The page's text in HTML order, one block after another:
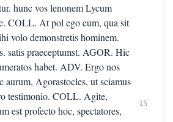
hunc vos lenonem Lycum
COLL. At pol ego eum, qua sit
volo demonstretis hominem.
satis praeceptumst. AGOR. Hic
habet. ADV. Ergo nos
aurum, Agorastocles, ut sciamus
testimonio. COLL. Agite,
est profecto hoc, spectatores,
15